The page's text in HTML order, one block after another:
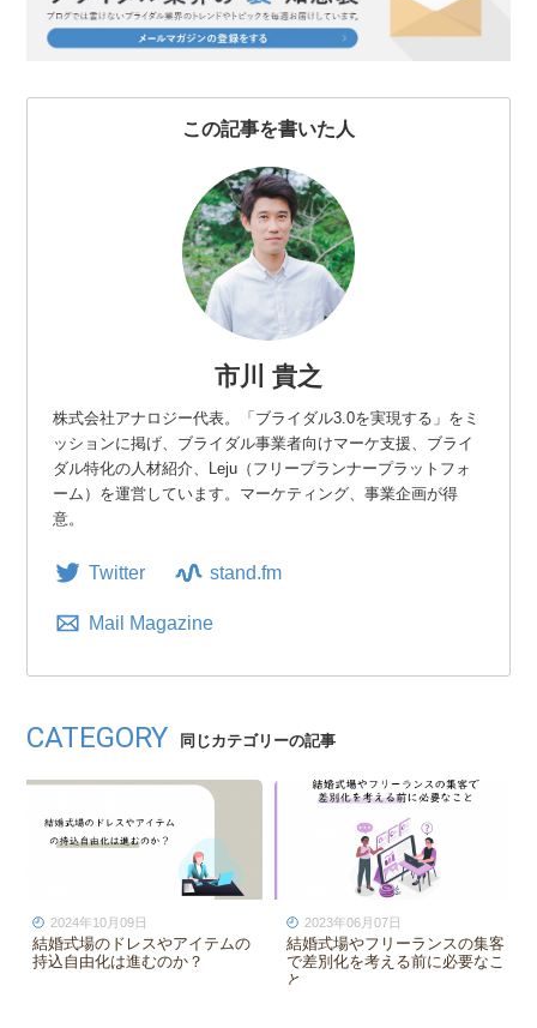
o
o
e
r
a
t
この記事を書いた人
市川 貴之
株式会社アナロジー代表。「ブライダル3.0を実現する」をミ
ッションに掲げ、ブライダル事業者向けマーケ支援、ブライ
ダル特化の人材紹介、Leju（フリープランナープラットフォ
ーム）を運営しています。マーケティング、事業企画が得
意。
Twitter stand.fm
Mail Magazine
CATEGORY 同じカテゴリーの記事
2024年10月09日
結婚式場のドレスやアイテムの
持込自由化は進むのか？
2023年06月07日
結婚式場やフリーランスの集客
で差別化を考える前に必要なこ
と